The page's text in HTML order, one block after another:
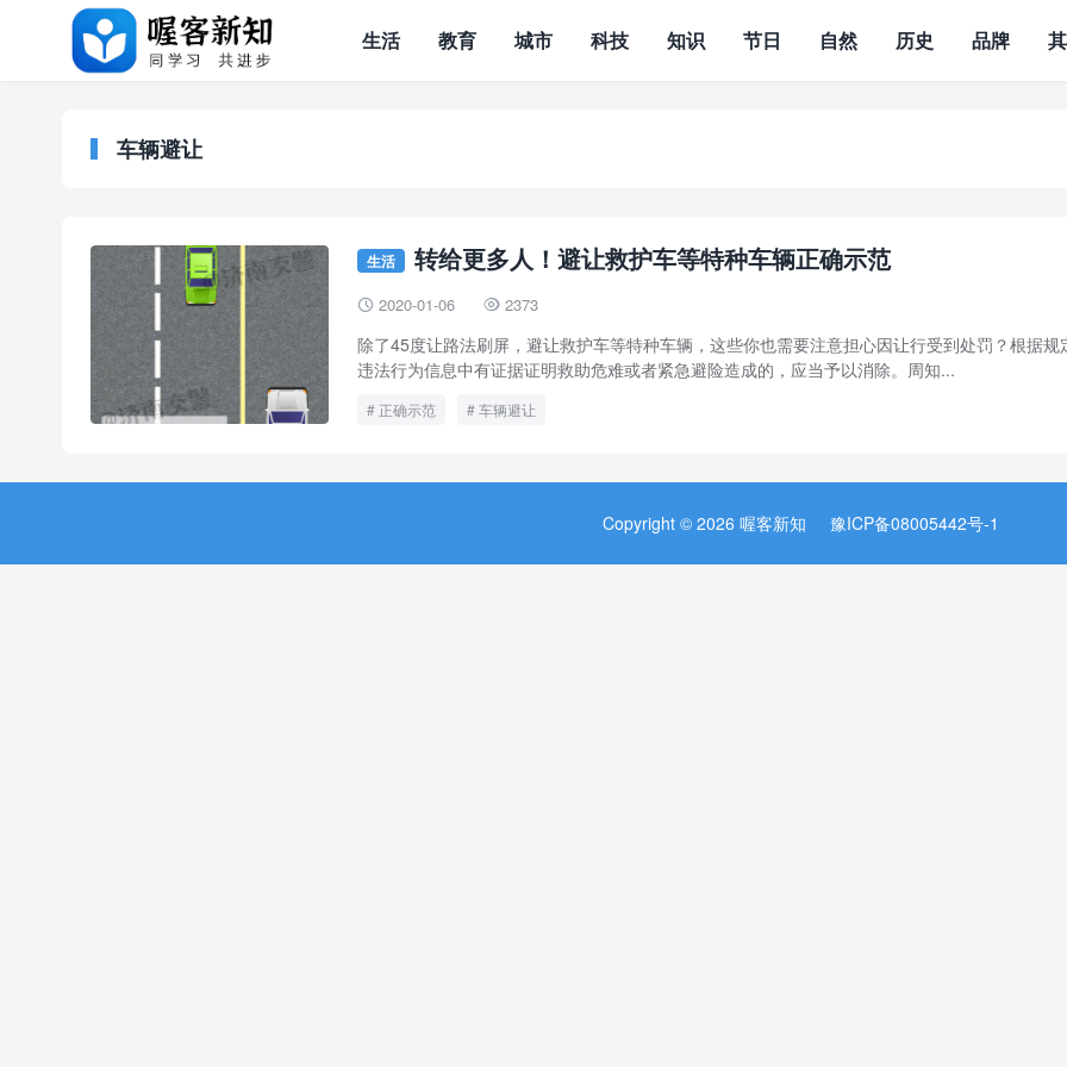
生活 教育 城市 科技 知识 节日 自然 历史 品牌
车辆避让
生活 转给更多人！避让救护车等特种车辆正确示范
 2020-01-06  2373
除了45度让路法刷屏，避让救护车等特种车辆，这些你也需要注意担心因让行受到处罚？根据规
违法行为信息中有证据证明救助危难或者紧急避险造成的，应当予以消除。周知...
正确示范 车辆避让
Copyright © 2026 喔客新知 豫ICP备08005442号-1